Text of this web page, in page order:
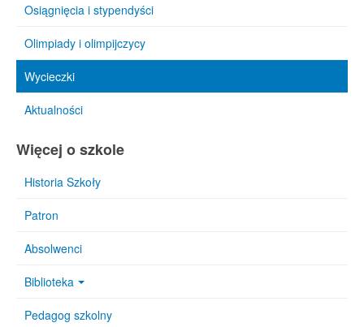
Osiągnięcia i stypendyści
Olimpiady i olimpijczycy
Wycieczki
Aktualności
Więcej o szkole
Historia Szkoły
Patron
Absolwenci
Biblioteka
Pedagog szkolny